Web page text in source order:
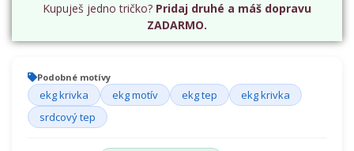
Kupuješ jedno tričko? Pridaj druhé a máš dopravu
ZADARMO.
Podobné motívy
ekg krivka ekg motív ekg tep
ekg krivka
srdcový tep